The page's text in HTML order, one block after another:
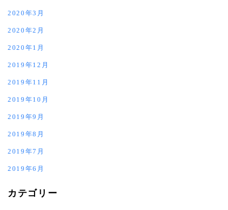
2020年3月
2020年2月
2020年1月
2019年12月
2019年11月
2019年10月
2019年9月
2019年8月
2019年7月
2019年6月
カテゴリー